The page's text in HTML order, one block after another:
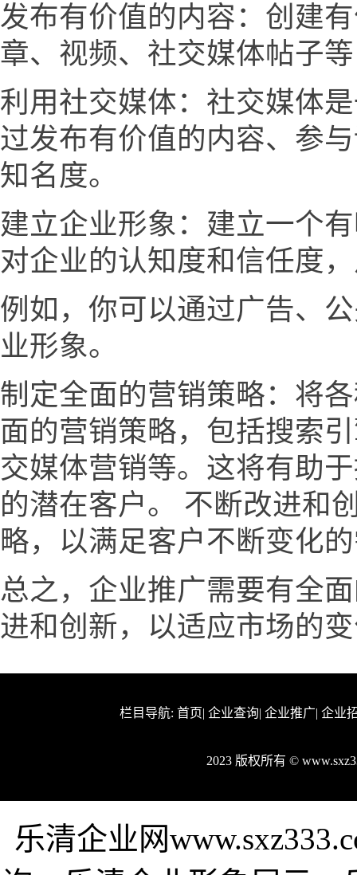
发布有价值的内容：创建
章、视频、社交媒体帖子
利用社交媒体：社交媒体
过发布有价值的内容、参
知名度。
建立企业形象：建立一个
对企业的认知度和信任度
例如，你可以通过广告、
业形象。
制定全面的营销策略：将
面的营销策略，包括搜索
交媒体营销等。这将有助
的潜在客户。 不断改进和
略，以满足客户不断变化
总之，企业推广需要有全
进和创新，以适应市场的
栏目导航: 首页| 企业查询| 企业推广| 企业
2023 版权所有 ©
乐清企业网